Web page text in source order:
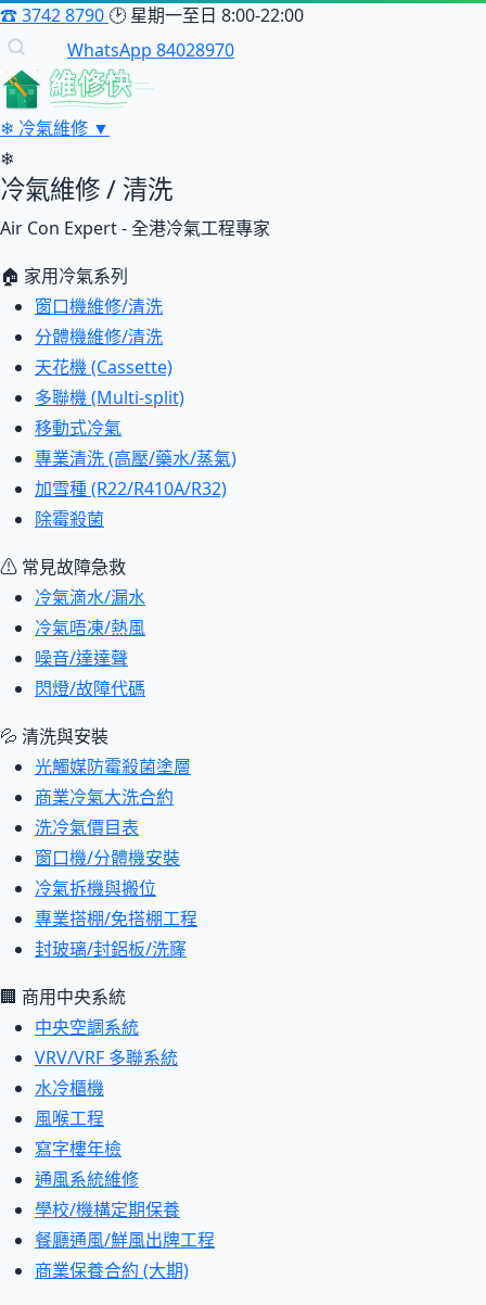
☎3742 8790 🕑 星期一至日 8:00-22:00
WhatsApp 84028970
維修快
❄ 冷氣維修 ▼
❄
冷氣維修 / 清洗
Air Con Expert - 全港冷氣工程專家
🏠 家用冷氣系列
窗口機維修/清洗
分體機維修/清洗
天花機 (Cassette)
多聯機 (Multi-split)
移動式冷氣
專業清洗 (高壓/藥水/蒸氣)
加雪種 (R22/R410A/R32)
除霉殺菌
⚠ 常見故障急救
冷氣滴水/漏水
冷氣唔凍/熱風
噪音/達達聲
閃燈/故障代碼
💦 清洗與安裝
光觸媒防霉殺菌塗層
商業冷氣大洗合約
洗冷氣價目表
窗口機/分體機安裝
冷氣拆機與搬位
專業搭棚/免搭棚工程
封玻璃/封鋁板/洗窿
🏢 商用中央系統
中央空調系統
VRV/VRF 多聯系統
水冷櫃機
風喉工程
寫字樓年檢
通風系統維修
學校/機構定期保養
餐廳通風/鮮風出牌工程
商業保養合約 (大期)